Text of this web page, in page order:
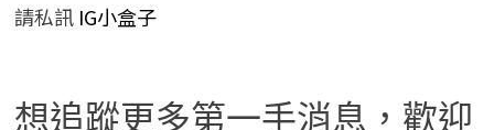
請私訊IG小盒子
想追蹤更多第一手消息，歡迎